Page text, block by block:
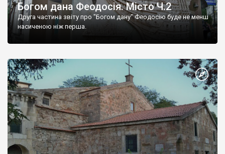
Богом дана Феодосія. Місто Ч.2
Друга частина звіту про "Богом дану" Феодосію буде не менш
насиченою ніж перша.